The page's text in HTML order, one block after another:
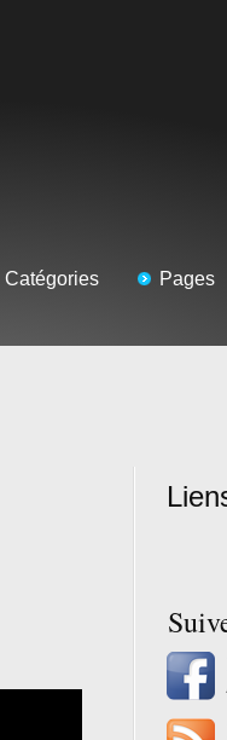
Catégories Pages